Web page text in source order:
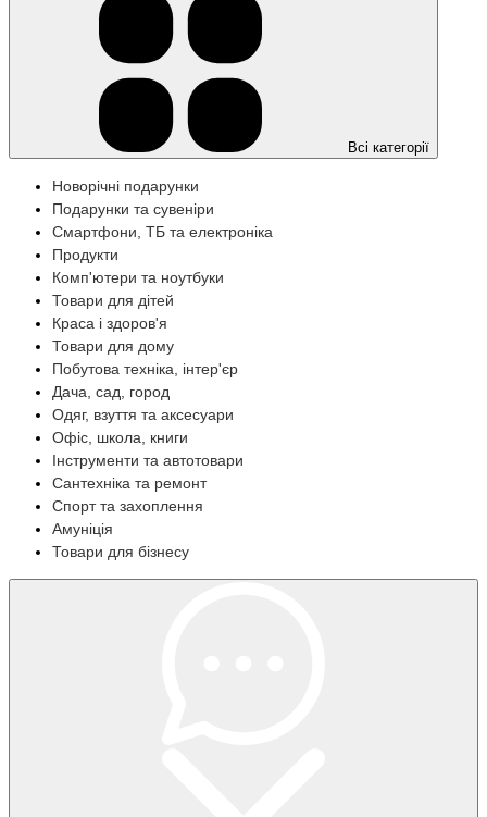
Всі категорії
Новорічні подарунки
Подарунки та сувеніри
Смартфони, ТБ та електроніка
Продукти
Комп'ютери та ноутбуки
Товари для дітей
Краса і здоров'я
Товари для дому
Побутова техніка, інтер'єр
Дача, сад, город
Одяг, взуття та аксесуари
Офіс, школа, книги
Інструменти та автотовари
Сантехніка та ремонт
Спорт та захоплення
Амуніція
Товари для бізнесу